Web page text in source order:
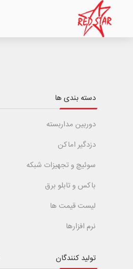
دسته بندی ها
دوربین مداربسته
دزدگیر اماکن
سوئیچ و تجهیزات شبکه
باکس و تابلو برق
لیست قیمت ها
نرم افزارها
تولید کنندگان